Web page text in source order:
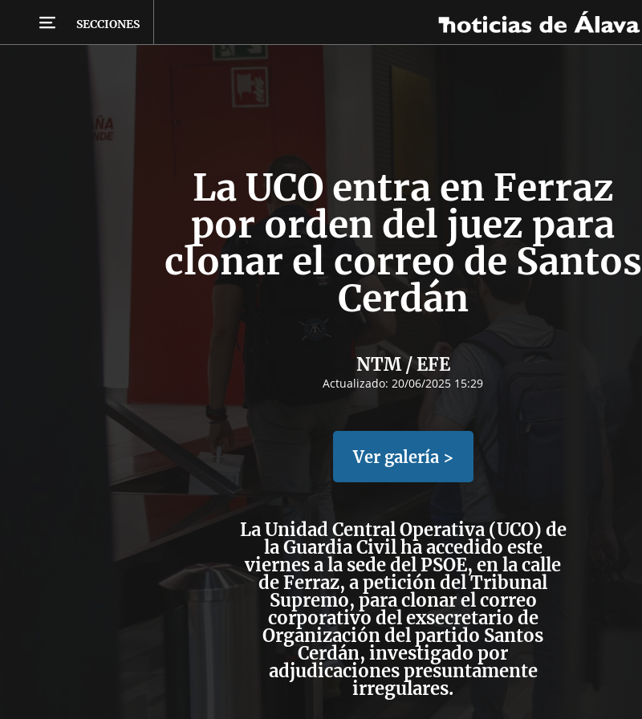
SECCIONES
La UCO entra en Ferraz
por orden del juez para
clonar el correo de Santos
Cerdán
NTM / EFE
Actualizado: 20/06/2025 15:29
Ver galería >
LaUnidad Central Operativa (UCO) de
la Guardia Civil ha accedido este
viernes a la sede del PSOE, en la calle
de Ferraz, a petición del Tribunal
Supremo, para clonar el correo
corporativo del exsecretario de
Organización del partido Santos
Cerdán, investigado por
adjudicaciones presuntamente
irregulares.